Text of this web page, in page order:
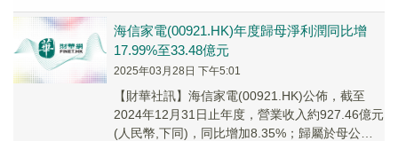
海信家電(00921.HK)年度歸母淨利潤同比增
17.99%至33.48億元
2025年03月28日 下午5:01
【財華社訊】海信家電(00921.HK)公佈，截至
2024年12月31日止年度，營業收入約927.46億元
(人民幣,下同)，同比增加8.35%；歸屬於母公司